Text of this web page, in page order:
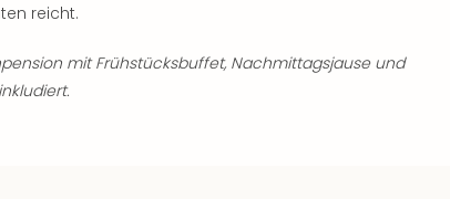
reicht.
mit Frühstücksbuffet, Nachmittagsjause und